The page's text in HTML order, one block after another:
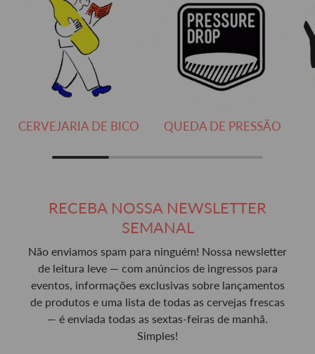
CERVEJARIA DE BICO QUEDA DE PRESSÃO
RECEBA NOSSA NEWSLETTER
SEMANAL
Não enviamos spam para ninguém! Nossa newsletter
de leitura leve — com anúncios de ingressos para
eventos, informações exclusivas sobre lançamentos
de produtos e uma lista de todas as cervejas frescas
— é enviada todas as sextas-feiras de manhã.
Simples!